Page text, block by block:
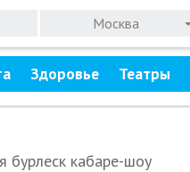
Москва
Здоровье Театры
бурлеск кабаре-шоу